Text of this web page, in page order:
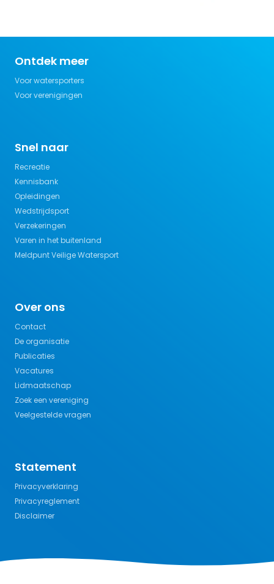
Ontdek meer
Voor watersporters
Voor verenigingen
Snel naar
Recreatie
Kennisbank
Opleidingen
Wedstrijdsport
Verzekeringen
Varen in het buitenland
Meldpunt Veilige Watersport
Over ons
Contact
De organisatie
Publicaties
Vacatures
Lidmaatschap
Zoek een vereniging
Veelgestelde vragen
Statement
Privacyverklaring
Privacyreglement
Disclaimer